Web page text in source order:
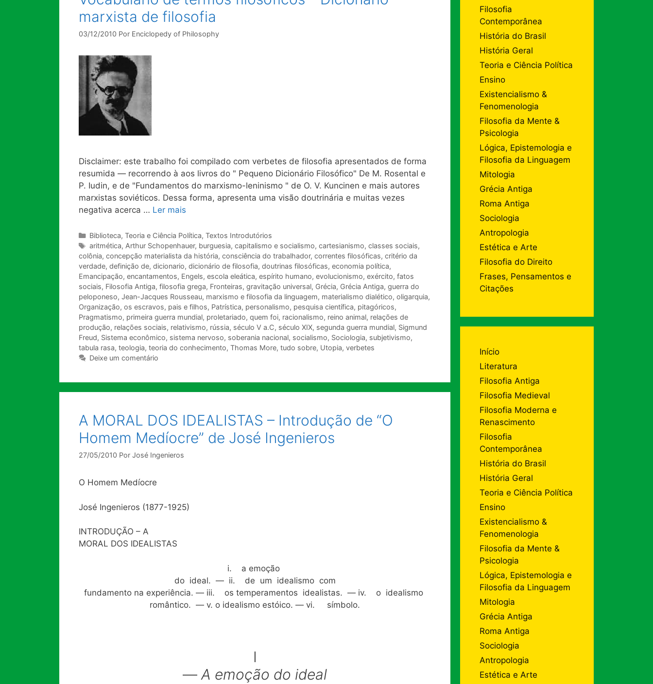
marxista de filosofia
03/12/2010 Por Enciclopedy of Philosophy
Disclaimer: este trabalho foi compilado com verbetes de filosofia apresentados de forma
resumida — recorrendo à aos livros do " Pequeno Dicionário Filosófico" De M. Rosental e
P. Iudin, e de "Fundamentos do marxismo-leninismo " de O. V. Kuncinen e mais autores
marxistas soviéticos. Dessa forma, apresenta uma visão doutrinária e muitas vezes
negativa acerca … Ler mais
Categorias
Biblioteca, Teoria e Ciência Política, Textos Introdutórios
Tags
aritmética, Arthur Schopenhauer, burguesia, capitalismo e socialismo, cartesianismo, classes sociais,
colônia, concepção materialista da história, consciência do trabalhador, correntes filosóficas, critério da
verdade, definição de, dicionario, dicionário de filosofia, doutrinas filosóficas, economia política,
Emancipação, encantamentos, Engels, escola eleática, espírito humano, evolucionismo, exército, fatos
sociais, Filosofia Antiga, filosofia grega, Fronteiras, gravitação universal, Grécia, Grécia Antiga, guerra do
peloponeso, Jean-Jacques Rousseau, marxismo e filosofia da linguagem, materialismo dialético, oligarquia,
Organização, os escravos, pais e filhos, Patrística, personalismo, pesquisa científica, pitagóricos,
Pragmatismo, primeira guerra mundial, proletariado, quem foi, racionalismo, reino animal, relações de
produção, relações sociais, relativismo, rússia, século V a.C, século XIX, segunda guerra mundial, Sigmund
Freud, Sistema econômico, sistema nervoso, soberania nacional, socialismo, Sociologia, subjetivismo,
tabula rasa, teologia, teoria do conhecimento, Thomas More, tudo sobre, Utopia, verbetes
Deixe um comentário
A MORAL DOS IDEALISTAS – Introdução de “O
Homem Medíocre” de José Ingenieros
27/05/2010 Por José Ingenieros
O Homem Medíocre
José Ingenieros (1877-1925)
INTRODUÇÃO – A
MORAL DOS IDEALISTAS
i. a emoção
do ideal. — ii. de um idealismo com
fundamento na experiência. — iii. os temperamentos idealistas. — iv. o idealismo
romântico. — v. o idealismo estóico. — vi. símbolo.
I
— A emoção do ideal
Filosofia
Contemporânea
História do Brasil
História Geral
Teoria e Ciência Política
Ensino
Existencialismo &
Fenomenologia
Filosofia da Mente &
Psicologia
Lógica, Epistemologia e
Filosofia da Linguagem
Mitologia
Grécia Antiga
Roma Antiga
Sociologia
Antropologia
Estética e Arte
Filosofia do Direito
Frases, Pensamentos e
Citações
Início
Literatura
Filosofia Antiga
Filosofia Medieval
Filosofia Moderna e
Renascimento
Filosofia
Contemporânea
História do Brasil
História Geral
Teoria e Ciência Política
Ensino
Existencialismo &
Fenomenologia
Filosofia da Mente &
Psicologia
Lógica, Epistemologia e
Filosofia da Linguagem
Mitologia
Grécia Antiga
Roma Antiga
Sociologia
Antropologia
Estética e Arte